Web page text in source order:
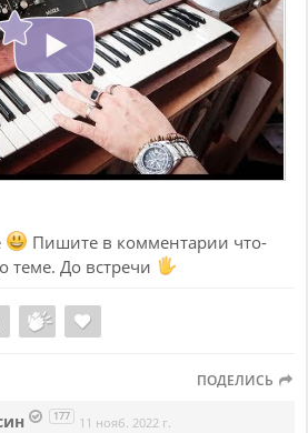
Пишите в комментарии что-
теме. До встречи
ПОДЕЛИСЬ
177 11 нояб. 2022 г.